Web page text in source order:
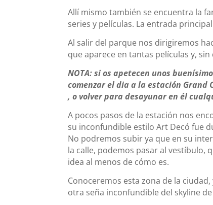
Allí mismo también se encuentra la
series y películas. La entrada
Al salir del parque nos dirigiremos
que aparece en tantas películas y,
NOTA: si os apetecen unos
comenzar el dia a la estación
, o volver para desayunar en él
A pocos pasos de la estación nos
su inconfundible estilo Art Decó fue
No podremos subir ya que en su
la calle, podemos pasar al vestíbulo,
idea al menos de cómo es.
Conoceremos esta zona de la
otra seña inconfundible del skyline de